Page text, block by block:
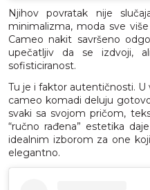
Njihov povratak nije
minimalizma, moda sve
Cameo nakit savršeno
upečatljiv da se izdvoji,
sofisticiranost.
Tu je i faktor autentičnosti.
cameo komadi deluju
svaki sa svojom pričom,
“ručno rađena” estetika
idealnim izborom za one
elegantno.